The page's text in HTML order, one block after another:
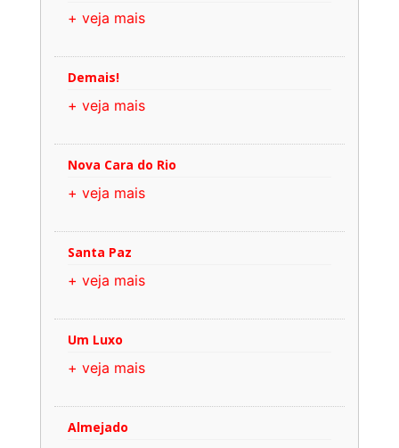
+ veja mais
Demais!
+ veja mais
Nova Cara do Rio
+ veja mais
Santa Paz
+ veja mais
Um Luxo
+ veja mais
Almejado